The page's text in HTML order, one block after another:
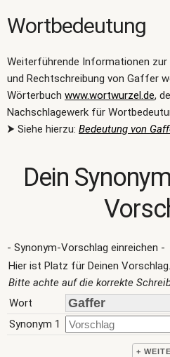
Wortbedeutung
Weiterführende Informationen
und Rechtschreibung von Gaffer
Wörterbuch www.wortwurzel.de,
Nachschlagewerk für
⮞ Siehe hierzu: Bedeutung von
Dein
- Synonym-Vorschlag einreichen -
Hier ist Platz für Deinen Vorschlag.
Bitte achte auf die korrekte
Wort
Synonym 1
+